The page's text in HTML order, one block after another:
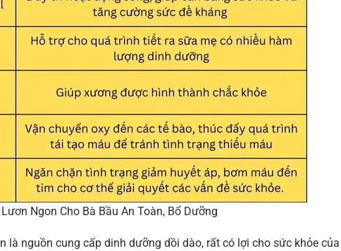
Ngon Cho Bà Bầu An Toàn, Bổ Dưỡng
nguồn cung cấp dinh dưỡng dồi dào, rất có lợi cho sức khỏe của